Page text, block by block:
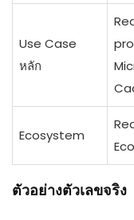
Use Case
หลัก
Ecosystem
ตัวอย่างตัวเลขจริง